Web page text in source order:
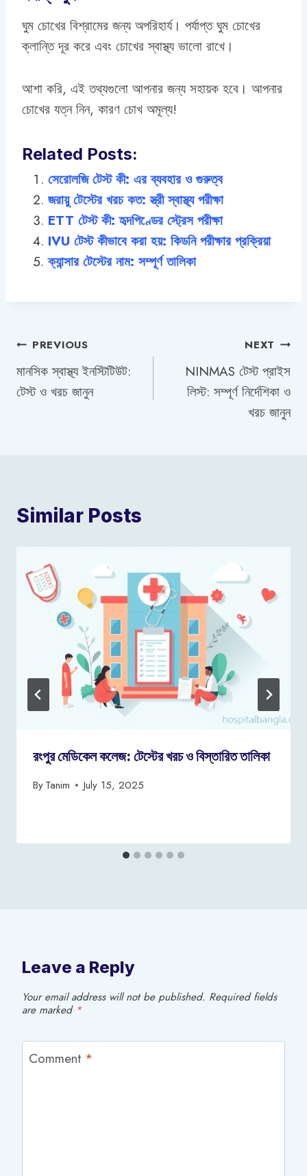
ঘুম চোখের বিশ্রামের জন্য অপরিহার্য। পর্যাপ্ত ঘুম চোখের
ক্লান্তি দূর করে এবং চোখের স্বাস্থ্য ভালো রাখে।
আশা করি, এই তথ্যগুলো আপনার জন্য সহায়ক হবে। আপনার
চোখের যত্ন নিন, কারণ চোখ অমূল্য!
Related Posts:
সেরোলজি টেস্ট কী: এর ব্যবহার ও গুরুত্ব
জরায়ু টেস্টের খরচ কত: স্ত্রী স্বাস্থ্য পরীক্ষা
ETT টেস্ট কী: হৃদপিণ্ডের স্ট্রেস পরীক্ষা
IVU টেস্ট কীভাবে করা হয়: কিডনি পরীক্ষার প্রক্রিয়া
ক্যান্সার টেস্টের নাম: সম্পূর্ণ তালিকা
Post
navigation
PREVIOUS
মানসিক স্বাস্থ্য ইনস্টিটিউট:
টেস্ট ও খরচ জানুন
NEXT
NINMAS টেস্ট প্রাইস
লিস্ট: সম্পূর্ণ নির্দেশিকা ও
খরচ জানুন
Similar Posts
রংপুর মেডিকেল কলেজ: টেস্টের খরচ ও বিস্তারিত তালিকা
ByTanim July 15, 2025
Leave a Reply
Your email address will not be published. Required fields
are marked *
Comment *